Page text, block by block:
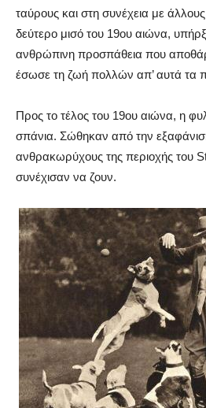
ταύρους και στη συνέχεια με
δεύτερο μισό του 19ου αιώνα,
ανθρώπινη προσπάθεια που
έσωσε τη ζωή πολλών απ’ αυτά τα
Προς το τέλος του 19ου αιώνα, η
σπάνια. Σώθηκαν από την
ανθρακωρύχους της περιοχής του
συνέχισαν να ζουν.